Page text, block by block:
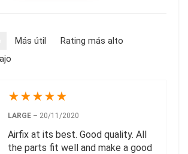
Más útil
Rating más alto
★★★★★
LARGE – 20/11/2020
Airfix at its best. Good quality. All
the parts fit well and make a good